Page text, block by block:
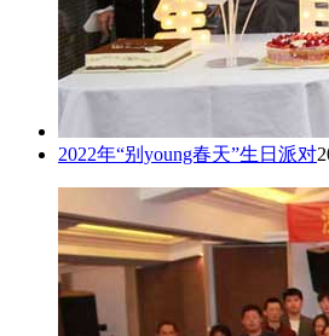
2022年“别young春天”生日派对